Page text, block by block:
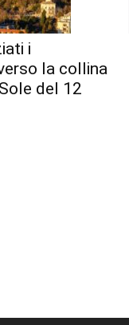
i
la collina
del 12